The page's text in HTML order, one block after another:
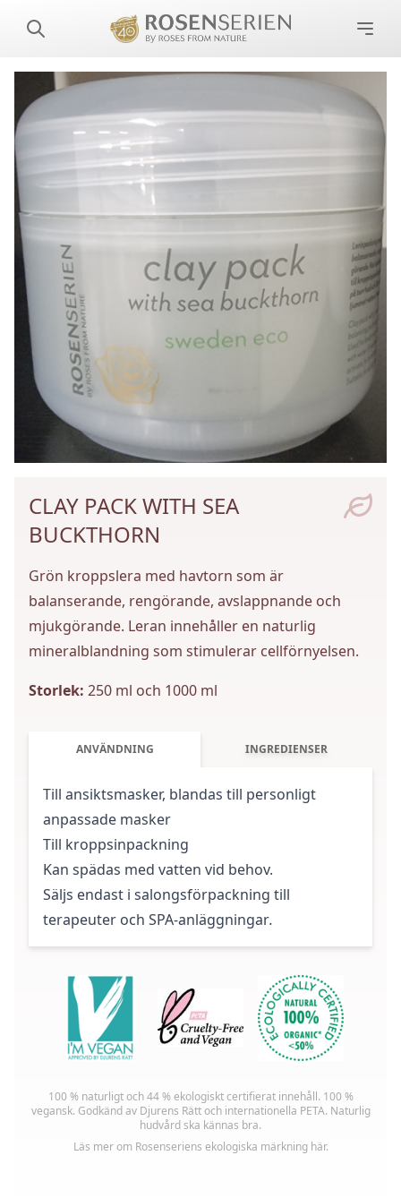
CLAY PACK WITH SEA
BUCKTHORN
Grön kroppslera med havtorn som är
balanserande, rengörande, avslappnande och
mjukgörande. Leran innehåller en naturlig
mineralblandning som stimulerar cellförnyelsen.
Storlek: 250 ml och 1000 ml
ANVÄNDNING INGREDIENSER
Till ansiktsmasker, blandas till personligt
anpassade masker
Till kroppsinpackning
Kan spädas med vatten vid behov.
Säljs endast i salongsförpackning till
terapeuter och SPA-anläggningar.
100 % naturligt och 44 % ekologiskt certifierat innehåll. 100 %
vegansk. Godkänd av Djurens Rätt och internationella PETA. Naturlig
hudvård ska kännas bra.
Läs mer om Rosenseriens ekologiska märkning här.